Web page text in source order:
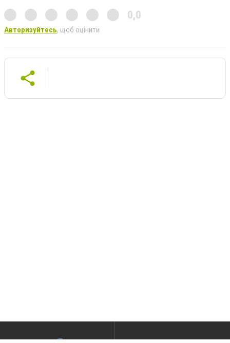
0,0
Авторизуйтесь, щоб оцінити